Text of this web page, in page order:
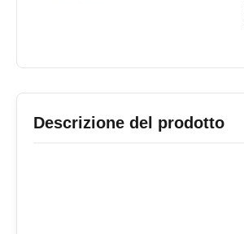
Descrizione del prodotto